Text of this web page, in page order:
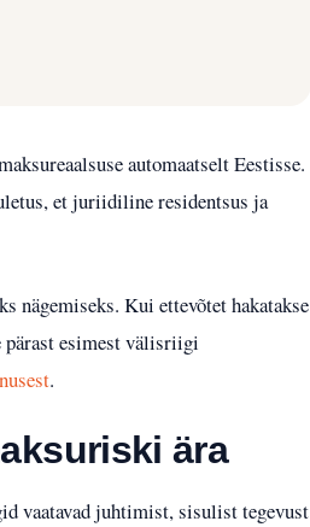
automaatselt Eestisse.
et juriidiline residentsus ja
nägemiseks. Kui ettevõtet hakatakse
esimest välisriigi
.
ära
vaatavad juhtimist, sisulist tegevust